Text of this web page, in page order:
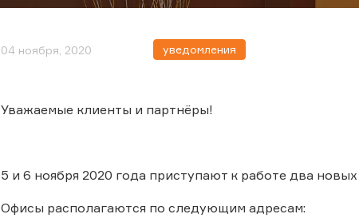
04 ноября, 2020 уведомления
Уважаемые клиенты и партнёры!
5 и 6 ноября 2020 года приступают к работе два
Офисы располагаются по следующим адресам: